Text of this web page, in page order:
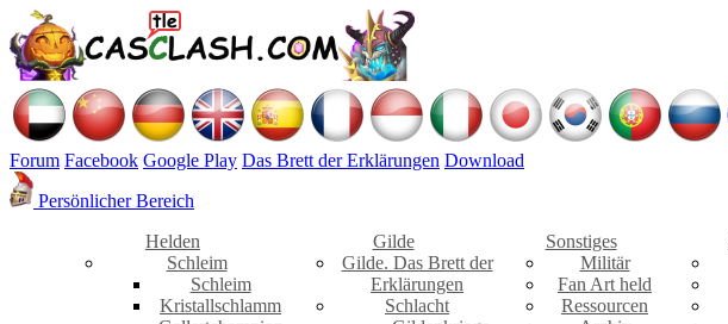
Forum Facebook Google Play Das Brett der Erklärungen Download
Persönlicher Bereich
Helden
Schleim
Schleim
Kristallschlamm
Gilde
Gilde. Das Brett der
Erklärungen
Schlacht
Sonstiges
Militär
Fan Art held
Ressourcen